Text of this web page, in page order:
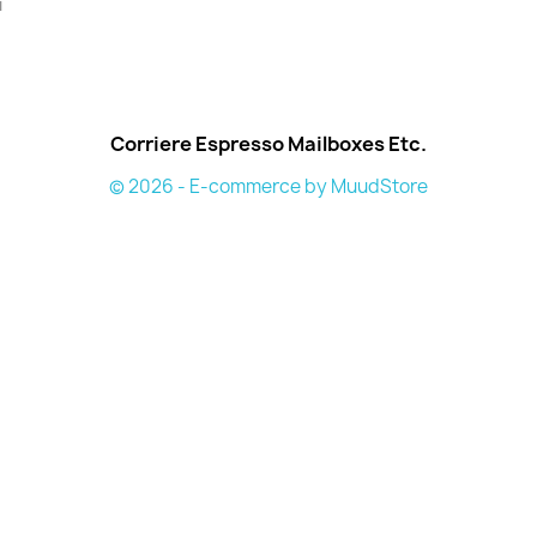
Corriere Espresso Mailboxes Etc.
© 2026 - E-commerce by MuudStore